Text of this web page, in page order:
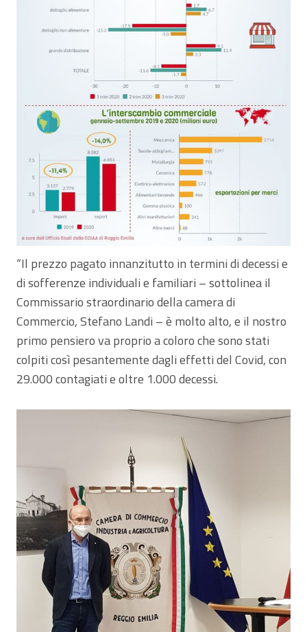
“Il prezzo pagato innanzitutto in termini di decessi e
di sofferenze individuali e familiari – sottolinea il
Commissario straordinario della camera di
Commercio, Stefano Landi – è molto alto, e il nostro
primo pensiero va proprio a coloro che sono stati
colpiti così pesantemente dagli effetti del Covid, con
29.000 contagiati e oltre 1.000 decessi.